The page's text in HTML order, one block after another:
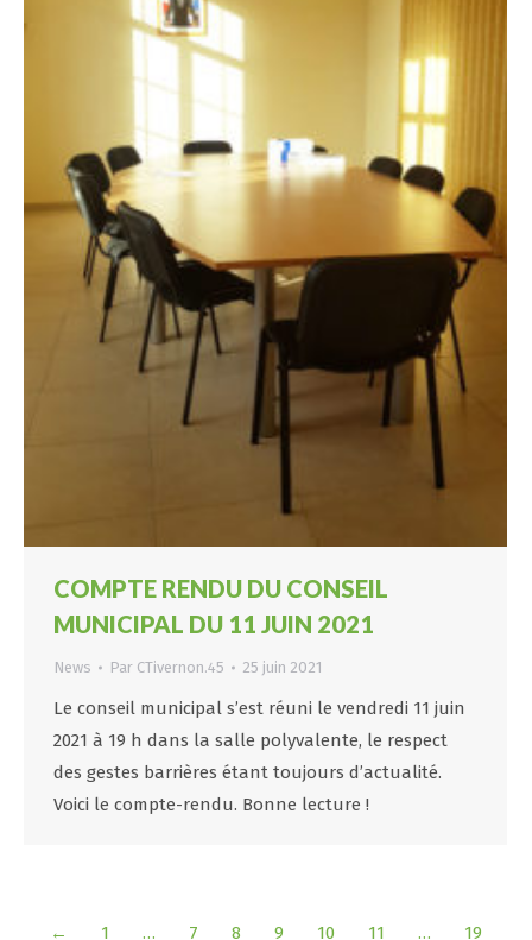
COMPTE RENDU DU CONSEIL
MUNICIPAL DU 11 JUIN 2021
News Par CTivernon.45 25 juin 2021
Le conseil municipal s’est réuni le vendredi 11 juin
2021 à 19 h dans la salle polyvalente, le respect
des gestes barrières étant toujours d’actualité.
Voici le compte-rendu. Bonne lecture !
← 1 … 7 8 9 10 11 … 19